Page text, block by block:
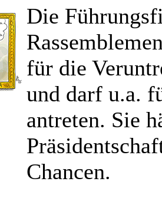
Die
für die
und darf u.a.
antreten. Sie
Chancen.